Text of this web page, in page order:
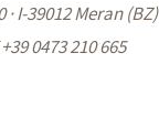
I-39012 Meran (BZ)
0473 210 665